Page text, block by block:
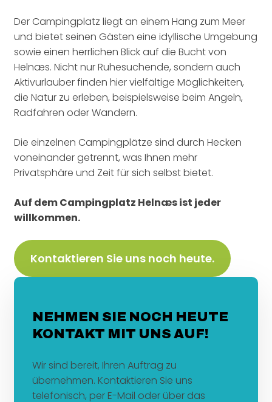
Der Campingplatz liegt an einem Hang zum Meer
und bietet seinen Gästen eine idyllische Umgebung
sowie einen herrlichen Blick auf die Bucht von
Helnæs. Nicht nur Ruhesuchende, sondern auch
Aktivurlauber finden hier vielfältige Möglichkeiten,
die Natur zu erleben, beispielsweise beim Angeln,
Radfahren oder Wandern.
Die einzelnen Campingplätze sind durch Hecken
voneinander getrennt, was Ihnen mehr
Privatsphäre und Zeit für sich selbst bietet.
Auf dem Campingplatz Helnæs ist jeder
willkommen.
Kontaktieren Sie uns noch heute.
NEHMEN SIE NOCH HEUTE
KONTAKT MIT UNS AUF!
Wir sind bereit, Ihren Auftrag zu
übernehmen. Kontaktieren Sie uns
telefonisch, per E-Mail oder über das